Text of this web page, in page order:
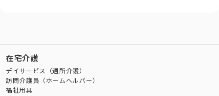
在宅介護
デイサービス（通所介護）
訪問介護員（ホームヘルパー）
福祉用具